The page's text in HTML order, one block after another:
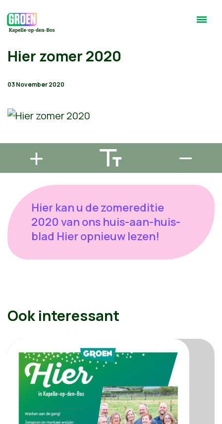
Hier zomer 2020
03 November 2020
Hier kan u de zomereditie
2020 van ons huis-aan-huis-
blad Hier opnieuw lezen!
Ook interessant